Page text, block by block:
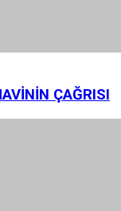
ÇAĞRISI